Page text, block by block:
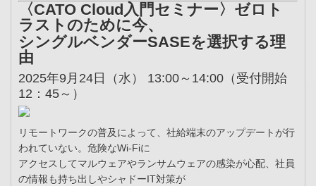
〈CATO Cloud入門セミナー〉ゼロト
ラストのために今、
シングルベンダーSASEを選択する理
由
2025年9月24日（水） 13:00～14:00（受付開始
12：45～）
リモートワークの普及によって、社給端末のアップデートが行
われていない。危険なWi-Fiに
アクセスしてマルウェアやランサムウェアの感染が心配、社員
の情報も持ち出しやシャドーIT対策が